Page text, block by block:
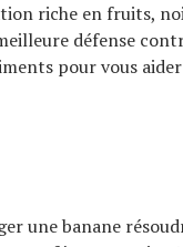
riche en fruits,
défense
pour vous
une banane